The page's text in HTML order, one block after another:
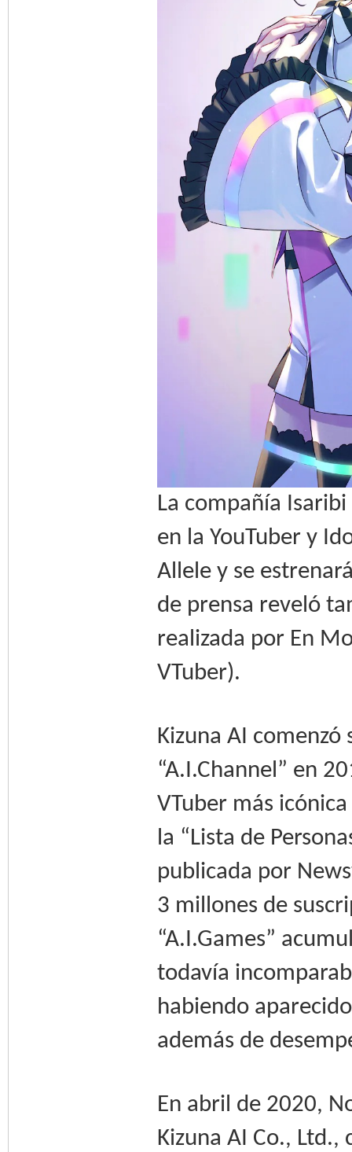
La compañía
en la YouTuber y
Allele y se
de prensa reveló
realizada por En
VTuber).
Kizuna AI comenzó
“A.I.Channel” en
VTuber más
la “Lista de
publicada por
3 millones de
“A.I.Games”
todavía
habiendo
además de
En abril de 2020,
Kizuna AI Co.,